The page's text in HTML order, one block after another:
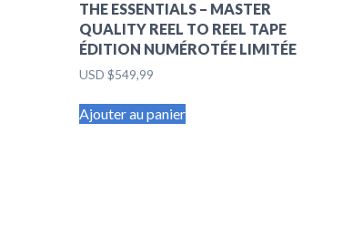
THE ESSENTIALS – MASTER
QUALITY REEL TO REEL TAPE
ÉDITION NUMÉROTÉE LIMITÉE
USD $549,99
Ajouter au panier